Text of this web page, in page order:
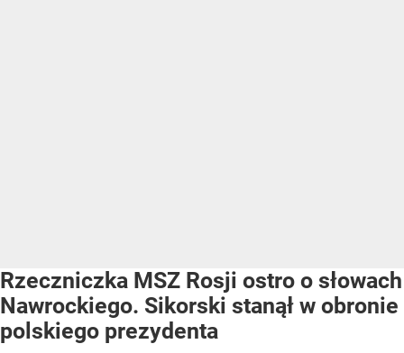
Rzeczniczka MSZ Rosji ostro o słowach
Nawrockiego. Sikorski stanął w obronie
polskiego prezydenta